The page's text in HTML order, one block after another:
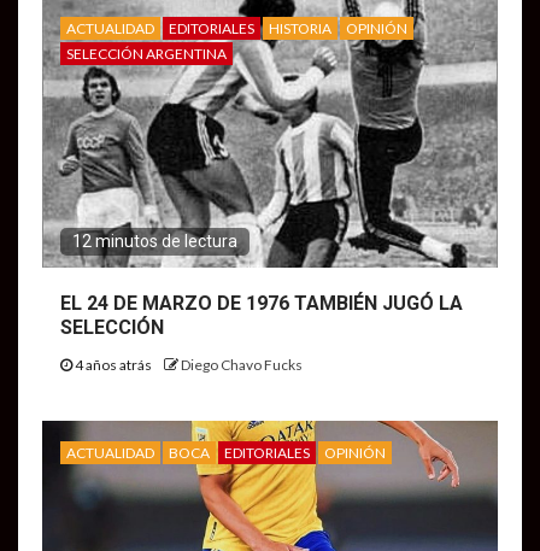
ACTUALIDAD EDITORIALES HISTORIA
OPINIÓN
SELECCIÓN ARGENTINA
12 minutos de lectura
EL 24 DE MARZO DE 1976 TAMBIÉN JUGÓ LA
SELECCIÓN
4 años atrás Diego Chavo Fucks
ACTUALIDAD BOCA EDITORIALES OPINIÓN